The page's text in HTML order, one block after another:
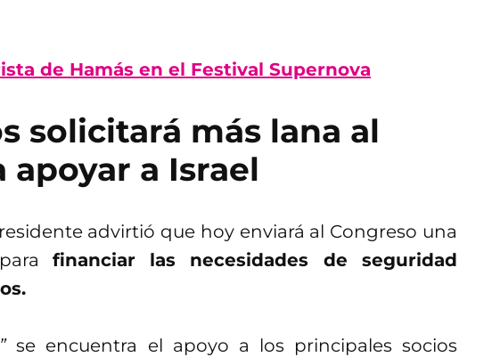
de Hamás en el Festival Supernova
solicitará más lana al
apoyar a Israel
advirtió que hoy enviará al Congreso una
financiar las necesidades de seguridad
se encuentra el apoyo a los principales socios